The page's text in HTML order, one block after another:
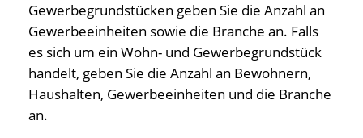
Gewerbegrundstücken geben Sie die Anzahl an
Gewerbeeinheiten sowie die Branche an. Falls
es sich um ein Wohn- und Gewerbegrundstück
handelt, geben Sie die Anzahl an Bewohnern,
Haushalten, Gewerbeeinheiten und die Branche
an.